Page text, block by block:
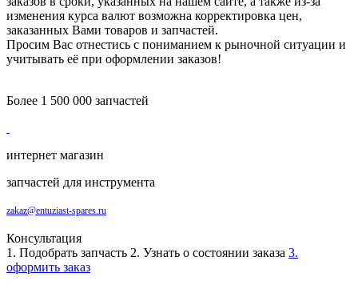
изменения курса валют возможна корректировка цен,
заказанных Вами товаров и запчастей.
Просим Вас отнестись с пониманием к рыночной ситуации и
учитывать её при оформлении заказов!
Более 1 500 000 запчастей
интернет магазин
запчастей для инструмента
zakaz@entuziast-spares.ru
Консультация
1. Подобрать запчасть 2. Узнать о состоянии заказа 3.
оформить заказ